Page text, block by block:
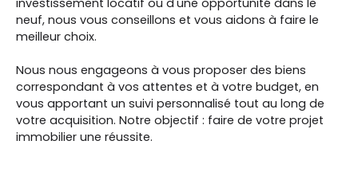
investissement locatif ou d'une opportunité dans le
neuf, nous vous conseillons et vous aidons à faire le
meilleur choix.
Nous nous engageons à vous proposer des biens
correspondant à vos attentes et à votre budget, en
vous apportant un suivi personnalisé tout au long de
votre acquisition. Notre objectif : faire de votre projet
immobilier une réussite.